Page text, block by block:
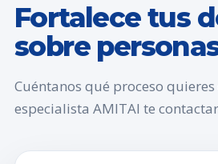
Fortalece tus
sobre
Cuéntanos qué proceso
especialista AMITAI te